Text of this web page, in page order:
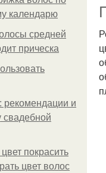
календарю
средней
прическа
рекомендации и
свадебной
покрасить
цвет волос